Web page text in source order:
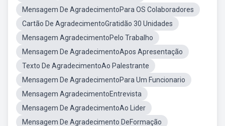
Mensagem De AgradecimentoPara OS Colaboradores
Cartão De AgradecimentoGratidão 30 Unidades
Mensagem AgradecimentoPelo Trabalho
Mensagem De AgradecimentoApos Apresentação
Texto De AgradecimentoAo Palestrante
Mensagem De AgradecimentoPara Um Funcionario
Mensagem AgradecimentoEntrevista
Mensagem De AgradecimentoAo Lider
Mensagem De Agradecimento DeFormação